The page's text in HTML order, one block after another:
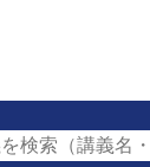
検索（講義名